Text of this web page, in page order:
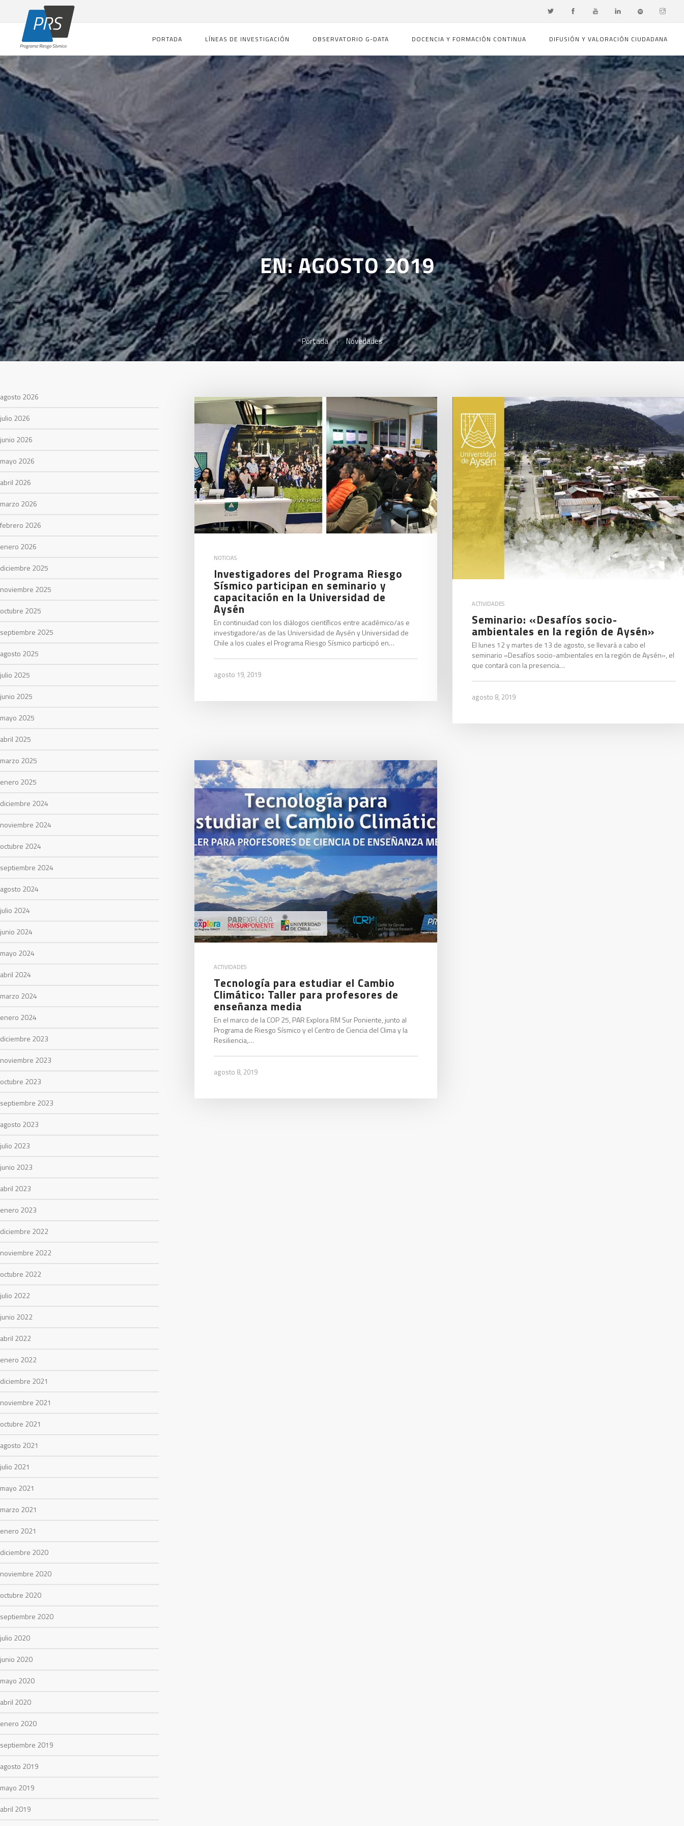
PORTADA LÍNEAS DE INVESTIGACIÓN OBSERVATORIO G-DATA DOCENCIA Y FORMACIÓN CONTINUA DIFUSIÓN Y VALORACIÓN CIUDADANA
EN: AGOSTO 2019
Portada Novedades
agosto 2026
julio 2026
junio 2026
mayo 2026
abril 2026
marzo 2026
febrero 2026
enero 2026
diciembre 2025
noviembre 2025
octubre 2025
septiembre 2025
agosto 2025
julio 2025
junio 2025
mayo 2025
abril 2025
marzo 2025
enero 2025
diciembre 2024
noviembre 2024
octubre 2024
septiembre 2024
agosto 2024
julio 2024
junio 2024
mayo 2024
abril 2024
marzo 2024
enero 2024
diciembre 2023
noviembre 2023
octubre 2023
septiembre 2023
agosto 2023
julio 2023
junio 2023
abril 2023
enero 2023
diciembre 2022
noviembre 2022
octubre 2022
julio 2022
junio 2022
abril 2022
enero 2022
diciembre 2021
noviembre 2021
octubre 2021
agosto 2021
julio 2021
mayo 2021
marzo 2021
enero 2021
diciembre 2020
noviembre 2020
octubre 2020
septiembre 2020
julio 2020
junio 2020
mayo 2020
abril 2020
enero 2020
septiembre 2019
agosto 2019
mayo 2019
abril 2019
NOTICIAS
Investigadores del Programa Riesgo
Sísmico participan en seminario y
capacitación en la Universidad de
Aysén
En continuidad con los diálogos científicos entre académico/as e
investigadore/as de las Universidad de Aysén y Universidad de
Chile a los cuales el Programa Riesgo Sísmico participó en…
agosto 19, 2019
ACTIVIDADES
Seminario: «Desafíos socio-
ambientales en la región de Aysén»
El lunes 12 y martes de 13 de agosto, se llevará a cabo el
seminario «Desafíos socio-ambientales en la región de Aysén», el
que contará con la presencia…
agosto 8, 2019
ACTIVIDADES
Tecnología para estudiar el Cambio
Climático: Taller para profesores de
enseñanza media
En el marco de la COP 25, PAR Explora RM Sur Poniente, junto al
Programa de Riesgo Sísmico y el Centro de Ciencia del Clima y la
Resiliencia,…
agosto 8, 2019